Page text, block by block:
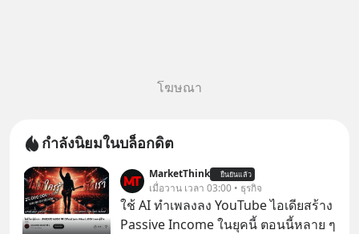
โฆษณา
กำลังนิยมในบล็อกดิต
MarketThink ยืนยันแล้ว
เมื่อวาน เวลา 03:00 • ธุรกิจ
ใช้ AI ทำเพลงลง YouTube ไอเดียสร้าง
Passive Income ในยุคนี้ ตอนนี้หลาย ๆ